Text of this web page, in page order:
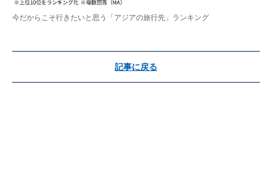
今だからこそ行きたいと思う「アジアの旅行先」ランキング
記事に戻る